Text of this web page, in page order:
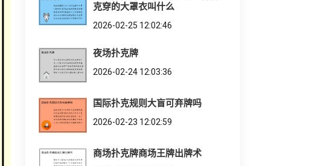
克穿的大罩衣叫什么
2026-02-25 12:02:46
夜场扑克牌
2026-02-24 12:03:36
国际扑克规则大盲可弃牌吗
2026-02-23 12:02:59
商场扑克牌商场王牌出牌术